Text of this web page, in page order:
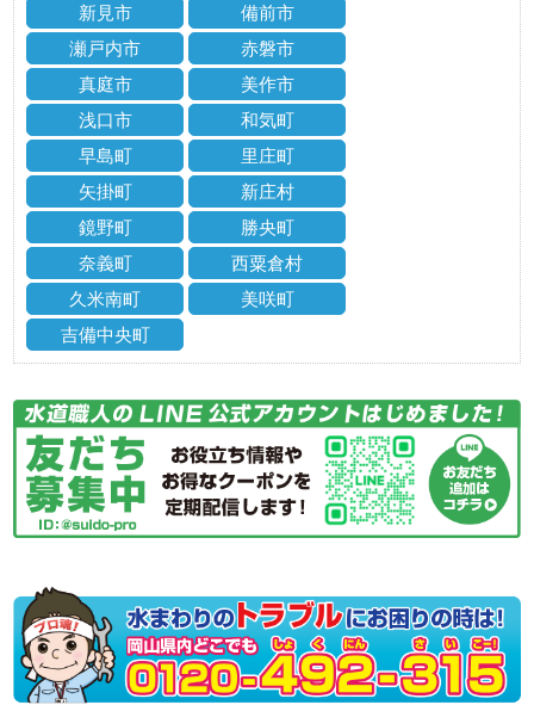
新見市
備前市
瀬戸内市
赤磐市
真庭市
美作市
浅口市
和気町
早島町
里庄町
矢掛町
新庄村
鏡野町
勝央町
奈義町
西粟倉村
久米南町
美咲町
吉備中央町